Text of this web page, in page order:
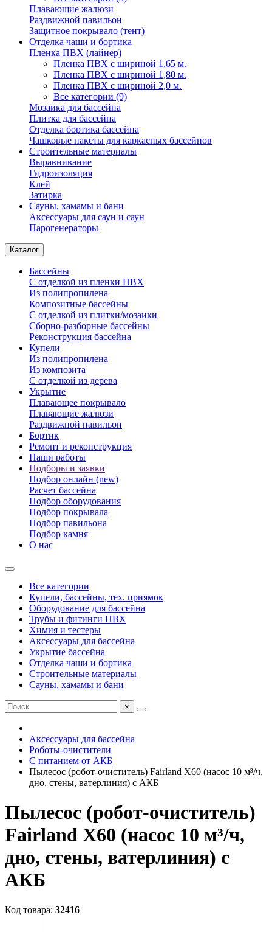
Плавающие жалюзи
Раздвижной павильон
Защитное покрывало (тент)
Отделка чаши и бортика
Пленка ПВХ (лайнер)
Пленка ПВХ с шириной 1,65 м.
Пленка ПВХ с шириной 1,80 м.
Пленка ПВХ с шириной 2,0 м.
Все категории (9)
Мозаика для бассейна
Плитка для бассейна
Отделка бортика бассейна
Чашковые пакеты для каркасных бассейнов
Строительные материалы
Выравнивание
Гидроизоляция
Клей
Затирка
Сауны, хамамы и бани
Аксессуары для саун и саун
Парогенераторы
Каталог
Бассейны
С отделкой из пленки ПВХ
Из полипропилена
Композитные бассейны
С отделкой из плитки/мозаики
Сборно-разборные бассейны
Реконструкция бассейна
Купели
Из полипропилена
Из композита
С отделкой из дерева
Укрытие
Плавающее покрывало
Плавающие жалюзи
Раздвижной павильон
Бортик
Ремонт и реконструкция
Наши работы
Подборы и заявки
Подбор онлайн (new)
Расчет бассейна
Подбор оборудования
Подбор покрывала
Подбор павильона
Подбор камня
О нас
Все категории
Купели, бассейны, тех. приямок
Оборудование для бассейна
Трубы и фитинги ПВХ
Химия и тестеры
Аксессуары для бассейна
Укрытие бассейна
Отделка чаши и бортика
Строительные материалы
Сауны, хамамы и бани
×
Аксессуары для бассейна
Роботы-очистители
С питанием от АКБ
Пылесос (робот-очиститель) Fairland X60 (насос 10 м³/ч,
дно, стены, ватерлиния) с АКБ
Пылесос (робот-очиститель)
Fairland X60 (насос 10 м³/ч,
дно, стены, ватерлиния) с
АКБ
Код товара: 32416